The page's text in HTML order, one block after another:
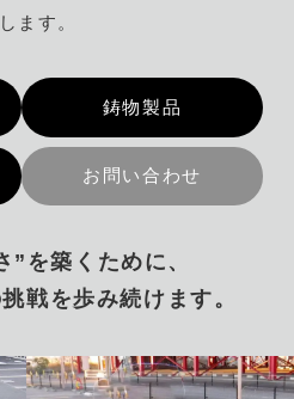
ます。
鋳物製品
お問い合わせ
”を築くために、
戦を歩み続けます。